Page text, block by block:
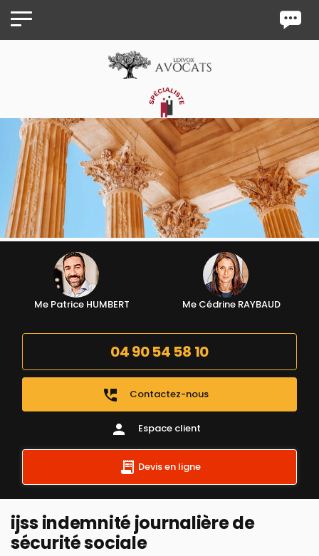
Me Patrice HUMBERT Me Cédrine RAYBAUD
04 90 54 58 10
perm_phone_msg Contactez-nous
person Espace client
Devis en ligne
ijss indemnité journalière de
sécurité sociale